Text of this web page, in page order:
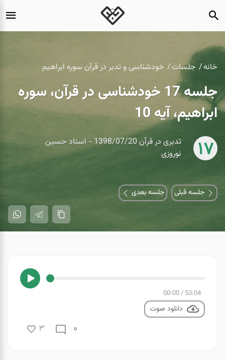
خانه جلسات خودشناسی و تدبر در قرآن سوره ابراهیم
جلسه 17 خودشناسی در قرآن، سوره
ابراهیم، آیه 10
17
تدبری در قرآن 1398/07/20 - استاد حسین
نوروزی
جلسه قبلی جلسه بعدی
53:04
/
00:00
دانلود صوت
0
3